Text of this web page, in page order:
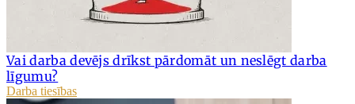
Vai darba devējs drīkst pārdomāt un neslēgt darba
līgumu?
Darba tiesības